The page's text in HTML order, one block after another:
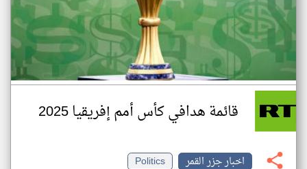
قائمة هدافي كأس أمم إفريقيا 2025
اخبار جزر القمر
Politics